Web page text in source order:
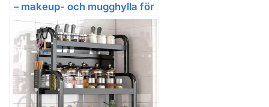
– makeup- och mugghylla för
vanity, kök och vardagsrum